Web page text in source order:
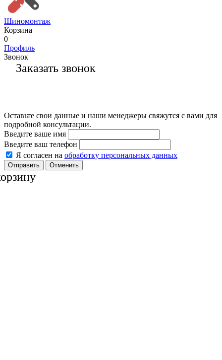
Шиномонтаж
Корзина
0
Профиль
Звонок
Заказать звонок
Оставьте свои данные и наши менеджеры свяжутся с вами для
подробной консультации.
Введите ваше имя
Введите ваш телефон
Я согласен на обработку персональных данных
Отменить